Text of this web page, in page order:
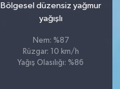
Bölgesel düzensiz yağmur
yağışlı
Nem: %87
Rüzgar: 10 km/h
Yağış Olasılığı: %86